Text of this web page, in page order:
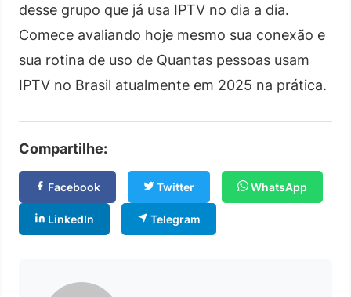
desse grupo que já usa IPTV no dia a dia.
Comece avaliando hoje mesmo sua conexão e
sua rotina de uso de Quantas pessoas usam
IPTV no Brasil atualmente em 2025 na prática.
Compartilhe:
Facebook Twitter WhatsApp
LinkedIn Telegram